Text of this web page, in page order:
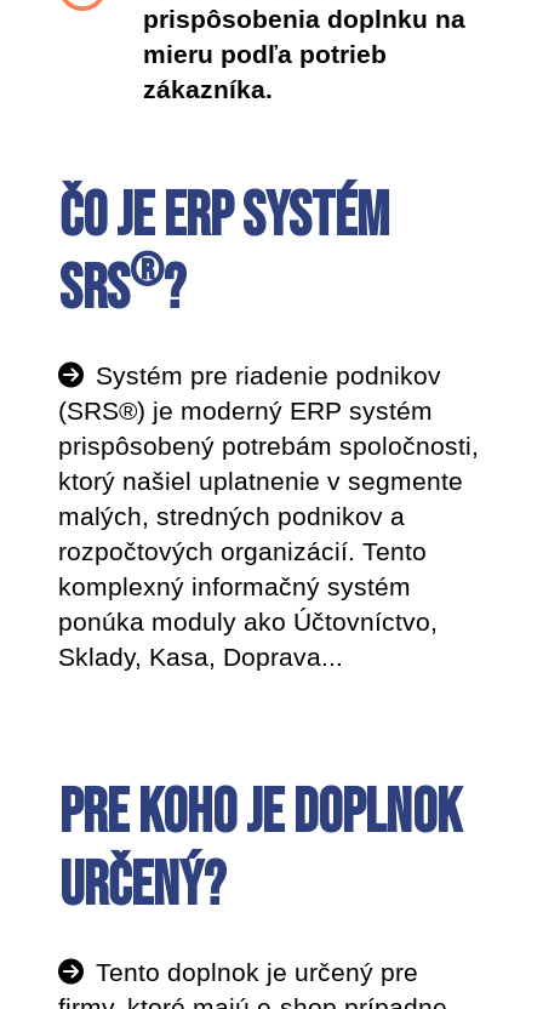
prispôsobenia doplnku na
mieru podľa potrieb
zákazníka.
Čo je ERP systém
SRS®?
Systém pre riadenie podnikov
(SRS®) je moderný ERP systém
prispôsobený potrebám spoločnosti,
ktorý našiel uplatnenie v segmente
malých, stredných podnikov a
rozpočtových organizácií. Tento
komplexný informačný systém
ponúka moduly ako Účtovníctvo,
Sklady, Kasa, Doprava...
Pre koho je doplnok
určený?
Tento doplnok je určený pre